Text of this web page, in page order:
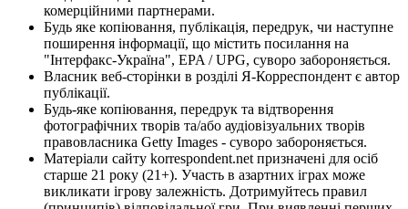
комерційними партнерами.
Будь яке копіювання, публікація, передрук, чи наступне
поширення інформації, що містить посилання на
"Інтерфакс-Україна", EPA / UPG, суворо забороняється.
Власник веб-сторінки в розділі Я-Корреспондент є автор
публікації.
Будь-яке копіювання, передрук та відтворення
фотографічних творів та/або аудіовізуальних творів
правовласника Getty Images - суворо забороняється.
Матеріали сайту korrespondent.net призначені для осіб
старше 21 року (21+). Участь в азартних іграх може
викликати ігрову залежність. Дотримуйтесь правил